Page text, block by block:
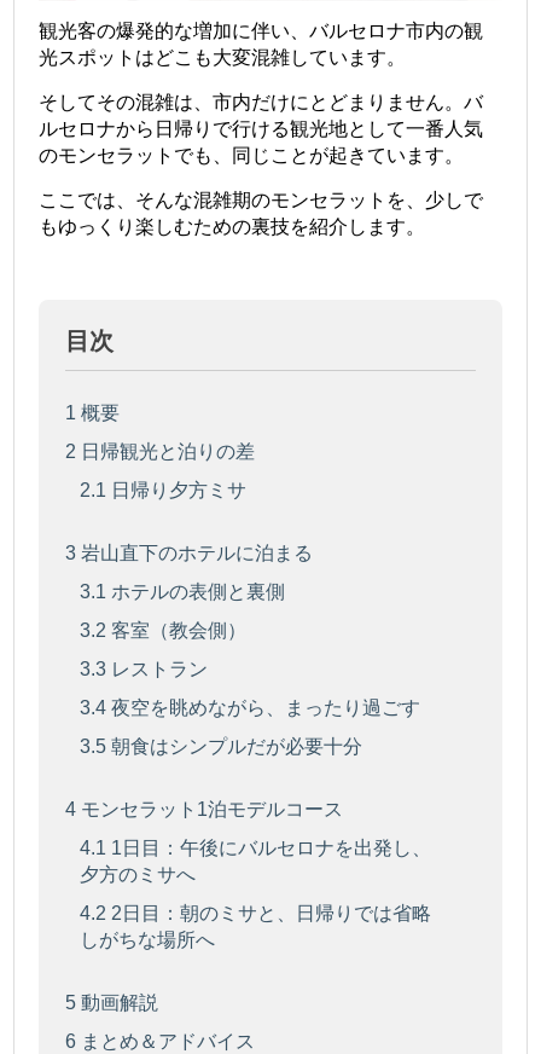
観光客の爆発的な増加に伴い、バルセロナ市内の観
光スポットはどこも大変混雑しています。
そしてその混雑は、市内だけにとどまりません。バ
ルセロナから日帰りで行ける観光地として一番人気
のモンセラットでも、同じことが起きています。
ここでは、そんな混雑期のモンセラットを、少しで
もゆっくり楽しむための裏技を紹介します。
目次
1 概要
2 日帰観光と泊りの差
2.1 日帰り夕方ミサ
3 岩山直下のホテルに泊まる
3.1 ホテルの表側と裏側
3.2 客室（教会側）
3.3 レストラン
3.4 夜空を眺めながら、まったり過ごす
3.5 朝食はシンプルだが必要十分
4 モンセラット1泊モデルコース
4.1 1日目：午後にバルセロナを出発し、
夕方のミサへ
4.2 2日目：朝のミサと、日帰りでは省略
しがちな場所へ
5 動画解説
6 まとめ＆アドバイス